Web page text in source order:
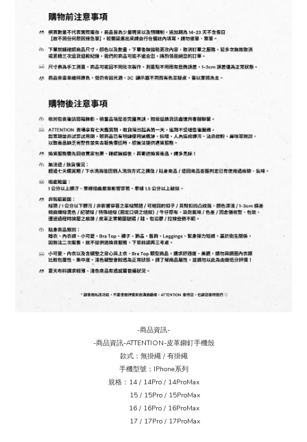
-商品資訊-
-商品資訊-ATTENTION-皮革鉚釘手機殼
款式：無掛繩 / 有掛繩
手機型號：IPhone系列
規格：14 / 14Pro / 14ProMax
15 / 15Pro / 15ProMax
16 / 16Pro / 16ProMax
17 / 17Pro / 17ProMax